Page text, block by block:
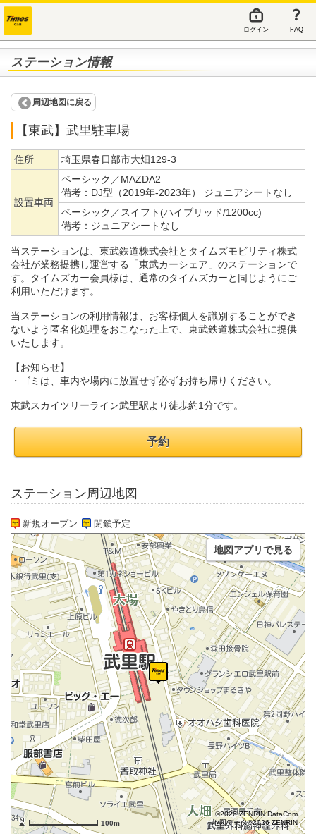
ログイン FAQ
ステーション情報
周辺地図に戻る
【東武】武里駐車場
住所 埼玉県春日部市大畑129-3
設置車両
ベーシック／MAZDA2
備考： DJ型（2019年-2023年） ジュニアシートなし
ベーシック／スイフト(ハイブリッド/1200cc)
備考： ジュニアシートなし
当ステーションは、東武鉄道株式会社とタイムズモビリティ株式
会社が業務提携し運営する「東武カーシェア」のステーションで
す。タイムズカー会員様は、通常のタイムズカーと同じようにご
利用いただけます。
当ステーションの利用情報は、お客様個人を識別することができ
ないよう匿名化処理をおこなった上で、東武鉄道株式会社に提供
いたします。
【お知らせ】
・ゴミは、車内や場内に放置せず必ずお持ち帰りください。
東武スカイツリーライン武里駅より徒歩約1分です。
予約
ステーション周辺地図
新規オープン 閉鎖予定
100m
©2026 ZENRIN DataCom
地図データ©2026 ZENRIN
地図アプリで見る